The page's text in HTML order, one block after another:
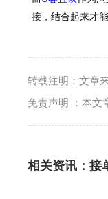
接，结合起来才
转载注明：文章
免责声明 ：本文
相关资讯： 接